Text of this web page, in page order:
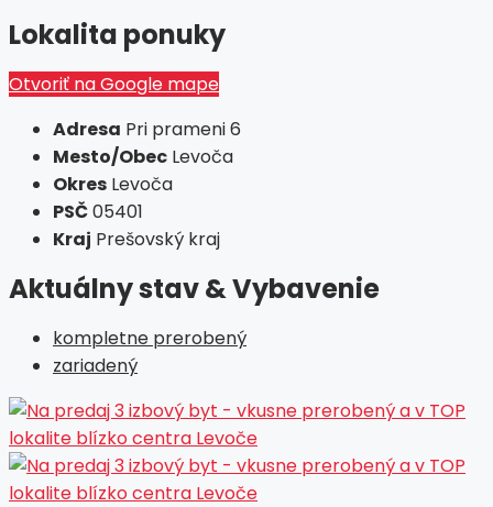
Lokalita ponuky
Otvoriť na Google mape
Adresa Pri prameni 6
Mesto/Obec Levoča
Okres Levoča
PSČ05401
Kraj Prešovský kraj
Aktuálny stav & Vybavenie
kompletne prerobený
zariadený